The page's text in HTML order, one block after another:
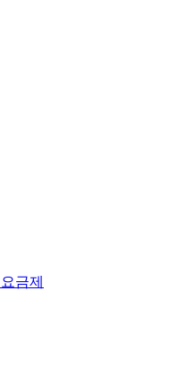
요금제